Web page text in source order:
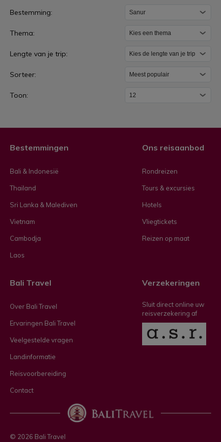
S
n
u
r
Bestemming:
Thema:
Lengte van je trip:
Sorteer:
Toon:
Bestemmingen
Bali & Indonesië
Thailand
Sri Lanka & Malediven
Vietnam
Cambodja
Laos
Ons reisaanbod
Rondreizen
Tours & excursies
Hotels
Vliegtickets
Reizen op maat
Bali Travel
Over Bali Travel
Ervaringen Bali Travel
Veelgestelde vragen
Landinformatie
Reisvoorbereiding
Contact
Verzekeringen
Sluit direct online uw
reisverzekering af
© 2026 Bali Travel